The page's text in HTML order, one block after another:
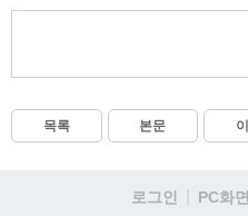
목록 본문
로그인 PC화면